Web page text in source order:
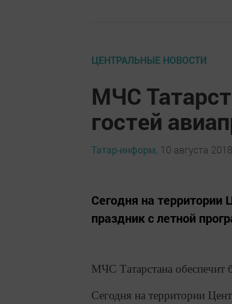
ЦЕНТРАЛЬНЫЕ НОВОСТИ
МЧС
гостей
Татар-информ, 10 августа
Сегодня на территории
праздник с летной
МЧС Татарстана обеспечит
Сегодня на территории